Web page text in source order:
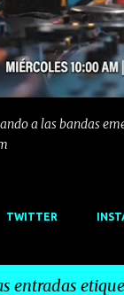
a las bandas
TWITTER
entradas